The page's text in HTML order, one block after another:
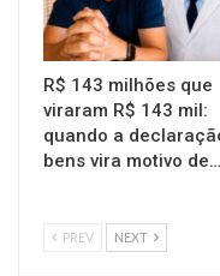
R$ 143 milhões que
viraram R$ 143 mil:
quando a
bens vira motivo de…
PREV NEXT